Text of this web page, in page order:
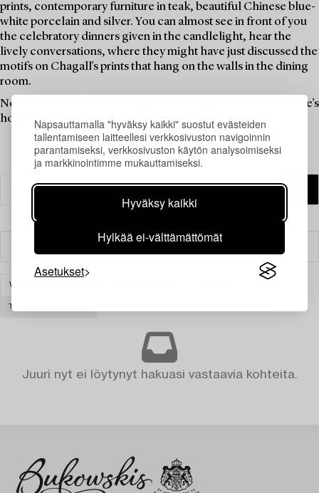
Napsauttamalla "hyväksy kaikki" suostut evästeiden
tallentamiseen laitteellesi verkkosivuston navigoinnin
parantamiseksi, verkkosivuston käytön analysoimiseksi
ja markkinointimme mukauttamiseksi.
Hyväksy kaikki
Hylkää ei-välttämättömät
Asetukset
prints, contemporary furniture in teak, beautiful Chinese blue-
white porcelain and silver. You can almost see in front of you
the celebratory dinners given in the candlelight, hear the
lively conversations, where they might have just discussed the
motifs on Chagall's prints that hang on the walls in the dining
room.
Now is the time for these objects to be a part of someone else's
home. Find your new favourites in this theme auction.
VALAISIMET
Juuri nyt ei löytynyt hakuasi vastaavia kohteita.